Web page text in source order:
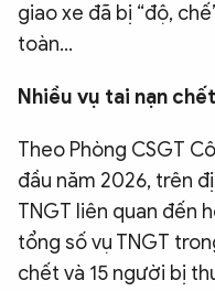
BẠN ĐỌC & CAND
ĐA PHƯƠNG TIỆN
Video
Infographic
Chuyên trang An ninh thế giới
Chuyên đề
giao xe đã bị “độ,
toàn...
Nhiều vụ tai nạn
Theo Phòng CSGT
đầu năm 2026, trên
TNGT liên quan đến
tổng số vụ TNGT
chết và 15 người bị